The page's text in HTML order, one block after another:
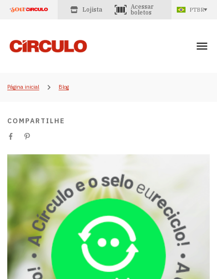
Lojista
Acessar
boletos
PTBR
Página inicial Blog
COMPARTILHE